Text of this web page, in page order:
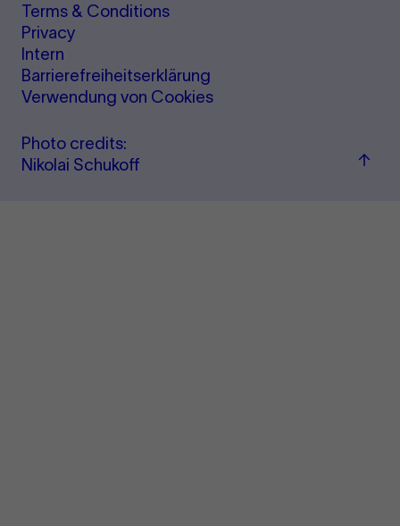
Terms & Conditions
Privacy
Intern
Barrierefreiheitserklärung
Verwendung von Cookies
Photo credits:
Nikolai Schukoff
Back